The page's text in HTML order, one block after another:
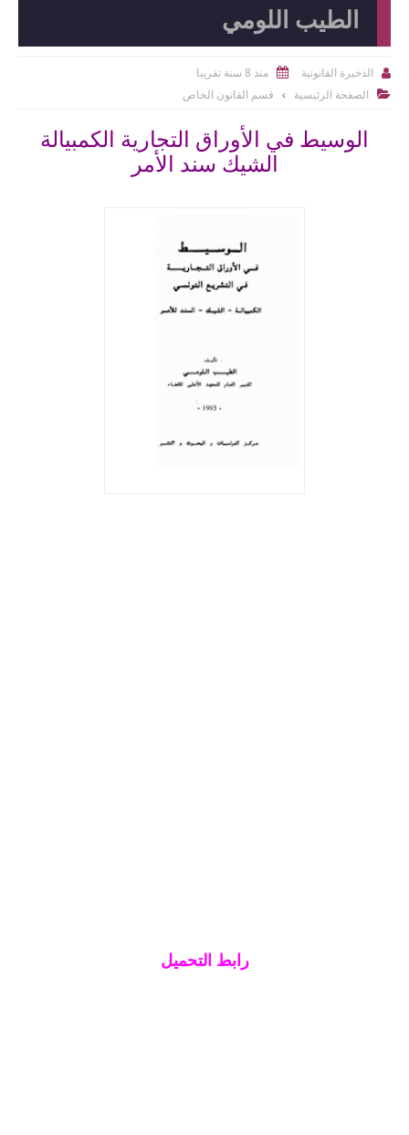
الطيب اللومي
 الذخيرة القانونية  منذ 8 سنة تقريبا
 الصفحة الرئيسية قسم القانون الخاص
الوسيط في الأوراق التجارية الكمبيالة
الشيك سند الأمر
رابط التحميل